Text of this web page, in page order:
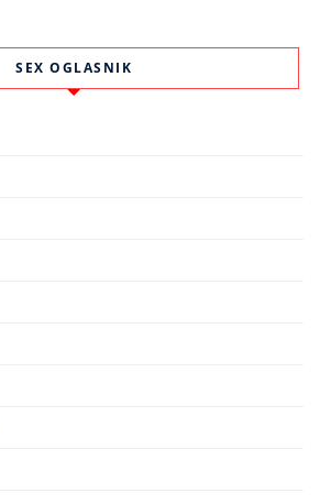
SEX OGLASNIK